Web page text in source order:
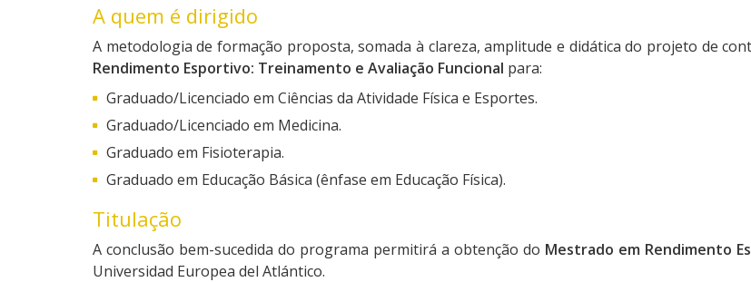
A quem é dirigido
A metodologia de formação proposta, somada à clareza, amplitude e didática do projeto de
Rendimento Esportivo: Treinamento e Avaliação Funcional para:
Graduado/Licenciado em Ciências da Atividade Física e Esportes.
Graduado/Licenciado em Medicina.
Graduado em Fisioterapia.
Graduado em Educação Básica (ênfase em Educação Física).
Titulação
A conclusão bem-sucedida do programa permitirá a obtenção do Mestrado em Rendimento
Universidad Europea del Atlántico.